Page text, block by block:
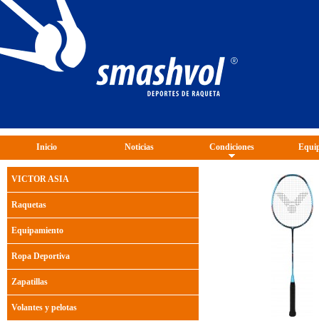
Inicio Noticias Condiciones
VICTOR ASIA
Raquetas
Equipamiento
Ropa Deportiva
Zapatillas
Volantes y pelotas